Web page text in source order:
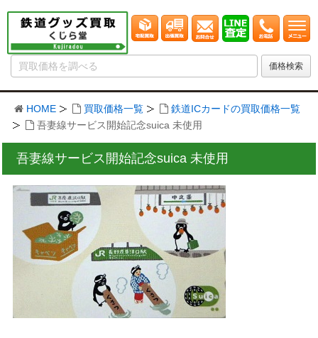
HOME 買取価格一覧
鉄道ICカードの買取価格一覧
吾妻線サービス開始記念suica 未使用
吾妻線サービス開始記念suica 未使用